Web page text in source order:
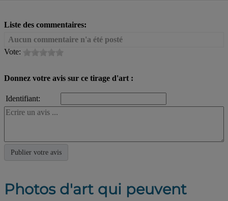
Liste des commentaires:
Aucun commentaire n'a été posté
Vote:
Donnez votre avis sur ce tirage d'art :
Identifiant:
Photos d'art qui peuvent